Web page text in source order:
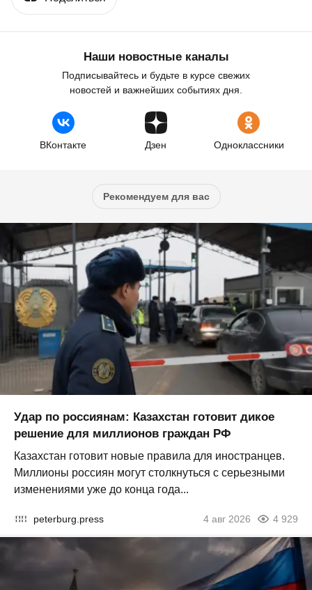
Наши новостные каналы
Подписывайтесь и будьте в курсе свежих
новостей и важнейших событиях дня.
ВКонтакте Дзен Одноклассники
Рекомендуем для вас
Удар по россиянам: Казахстан готовит дикое
решение для миллионов граждан РФ
Казахстан готовит новые правила для иностранцев.
Миллионы россиян могут столкнуться с серьезными
изменениями уже до конца года...
peterburg.press 4 авг 2026 4 929